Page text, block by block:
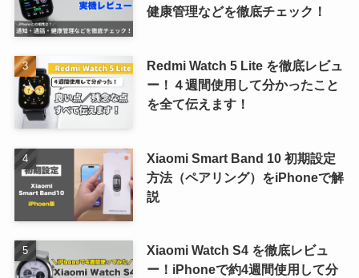
健康管理などを徹底チェック！
Redmi Watch 5 Lite を徹底レビュ
ー！４週間使用して分かったこと
を全て伝えます！
Xiaomi Smart Band 10 初期設定
方法（ペアリング）をiPhoneで解
説
Xiaomi Watch S4 を徹底レビュ
ー！iPhoneで約4週間使用して分